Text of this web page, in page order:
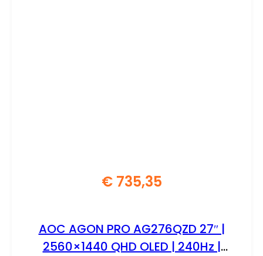
€735,35
AOC AGON PRO AG276QZD 27″ |
2560×1440 QHD OLED | 240Hz |